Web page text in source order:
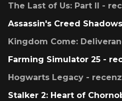
The Last of Us: Part II -
Assassin's Creed
Kingdom Come:
Farming Simulator 25 -
Hogwarts Legacy -
Stalker 2: Heart of